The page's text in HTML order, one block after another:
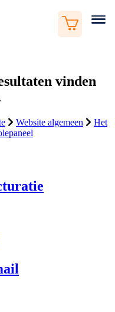
vinden
Website algemeen
Het